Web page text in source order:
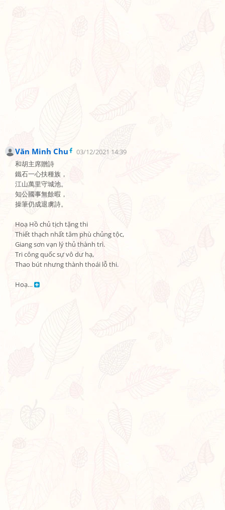
Văn Minh Chu
03/12/2021 14:39
和胡主席贈詩
鐵石一心扶種族，
江山萬里守城池。
知公國事無餘暇，
操筆仍成退虜詩。
Hoạ Hồ chủ tịch tặng thi
Thiết thạch nhất tâm phù chủng tộc,
Giang sơn vạn lý thủ thành trì.
Tri công quốc sự vô dư hạ,
Thao bút nhưng thành thoái lỗ thi.
Hoạ…